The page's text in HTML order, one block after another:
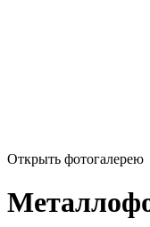
Открыть фотогалерею